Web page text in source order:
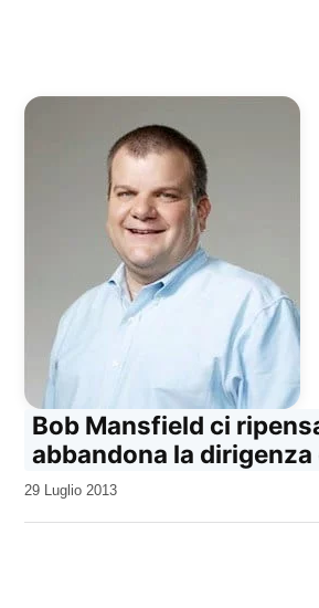
Bob Mansfield ci
abbandona la
da
29 Luglio 2013